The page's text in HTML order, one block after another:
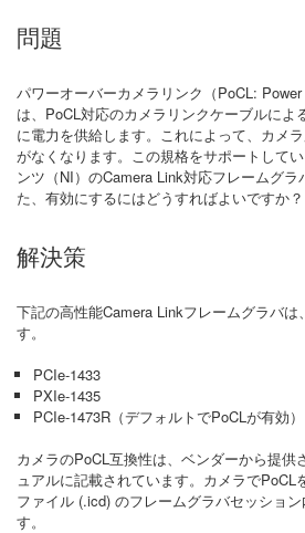
問題
パワーオーバーカメラリンク（PoCL:
は、PoCL対応のカメラリンクケーブルによ
に電力を供給します。これによって、カメ
がなくなります。この規格をサポートして
ンツ（NI）のCamera Link対応フレームグラ
た、有効にするにはどうすればよいですか？
解決策
下記の高性能Camera Linkフレームグラバは
す。
PCIe-1433
PXIe-1435
PCIe-1473R（デフォルトでPoCLが有効）
カメラのPoCL互換性は、ベンダーから提供
ュアルに記載されています。カメラでPoCL
ファイル (.icd) のフレームグラバセッショ
す。